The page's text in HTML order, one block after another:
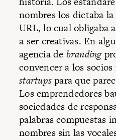
nombres los dictaba
URL, lo cual obligaba
a ser creativas. En
agencia de branding
convencer a los
startupspara que
Los emprendedores
sociedades de
palabras compuestas
nombres sin las